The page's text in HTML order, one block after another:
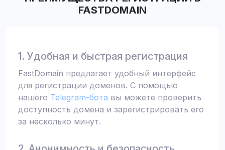
FASTDOMAIN
1. Удобная и быстрая регистрация
FastDomain предлагает удобный интерфейс
для регистрации доменов. С помощью
нашего Telegram-бота вы можете проверить
доступность домена и зарегистрировать его
за несколько минут.